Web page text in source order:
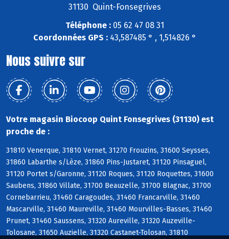
31130 Quint-Fonsegrives
Téléphone :05 62 47 08 31
Coordonnées GPS :43,587485 ° , 1,514826 °
Nous suivre sur
Votre magasin Biocoop Quint Fonsegrives (31130) est
proche de :
31810 Venerque, 31810 Vernet, 31270 Frouzins, 31600 Seysses,
31860 Labarthe s/Lèze, 31860 Pins-Justaret, 31120 Pinsaguel,
31120 Portet s/Garonne, 31120 Roques, 31120 Roquettes, 31600
Saubens, 31860 Villate, 31700 Beauzelle, 31700 Blagnac, 31700
Cornebarrieu, 31460 Caragoudes, 31460 Francarville, 31460
Mascarville, 31460 Maureville, 31460 Mourvilles-Basses, 31460
Prunet, 31460 Saussens, 31320 Aureville, 31320 Auzeville-
Tolosane, 31650 Auzielle, 31320 Castanet-Tolosan, 31810